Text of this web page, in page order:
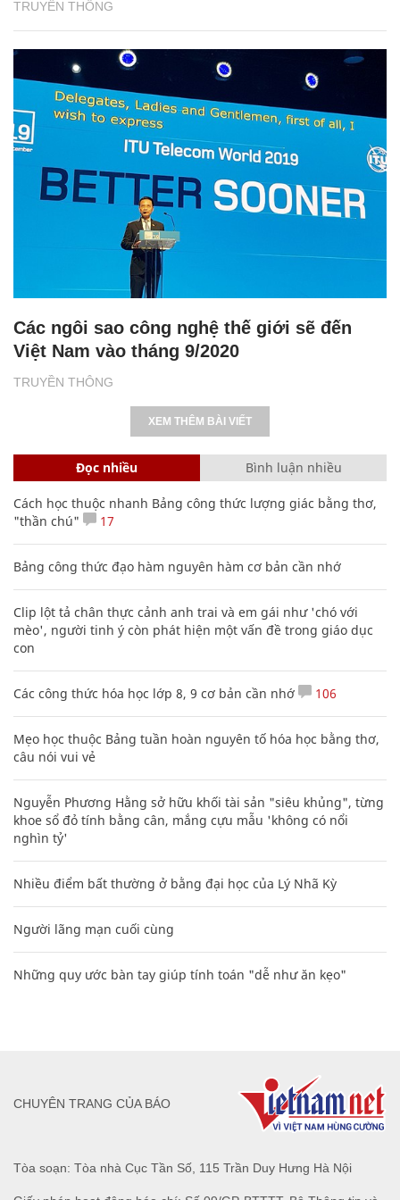
TRUYỀN THÔNG
TRUYỀN THÔNG
Các ngôi sao công nghệ thế giới sẽ đến
Việt Nam vào tháng 9/2020
XEM THÊM BÀI VIẾT
Đọc nhiều Bình luận nhiều
Cách học thuộc nhanh Bảng công thức lượng giác bằng thơ,
"thần chú"
17
Bảng công thức đạo hàm nguyên hàm cơ bản cần nhớ
Clip lột tả chân thực cảnh anh trai và em gái như 'chó với
mèo', người tinh ý còn phát hiện một vấn đề trong giáo dục
con
Các công thức hóa học lớp 8, 9 cơ bản cần nhớ 106
Mẹo học thuộc Bảng tuần hoàn nguyên tố hóa học bằng thơ,
câu nói vui vẻ
Nguyễn Phương Hằng sở hữu khối tài sản "siêu khủng", từng
khoe sổ đỏ tính bằng cân, mắng cựu mẫu 'không có nổi
nghìn tỷ'
Nhiều điểm bất thường ở bằng đại học của Lý Nhã Kỳ
Người lãng mạn cuối cùng
Những quy ước bàn tay giúp tính toán "dễ như ăn kẹo"
Tòa soạn: Tòa nhà Cục Tần Số, 115 Trần Duy Hưng Hà Nội
CHUYÊN TRANG CỦA BÁO